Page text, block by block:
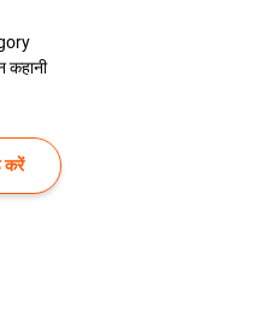
कहानी
करें